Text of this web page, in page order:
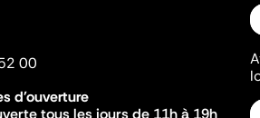
00
d'ouverture
tous les jours de 11h à 19h